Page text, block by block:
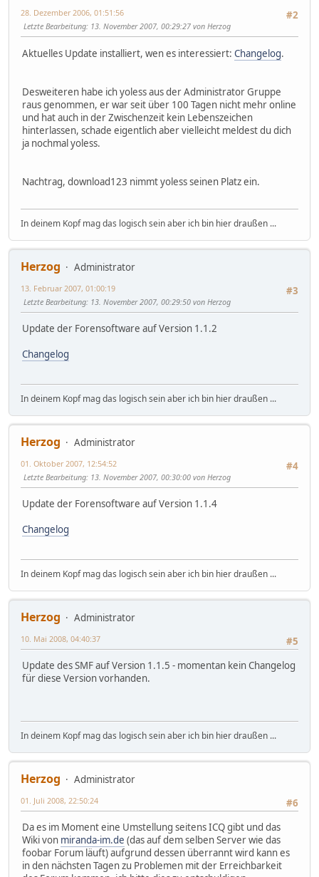
#2
28. Dezember 2006, 01:51:56
Letzte Bearbeitung: 13. November 2007, 00:29:27 von Herzog
Aktuelles Update installiert, wen es interessiert: Changelog.
Desweiteren habe ich yoless aus der Administrator Gruppe
raus genommen, er war seit über 100 Tagen nicht mehr online
und hat auch in der Zwischenzeit kein Lebenszeichen
hinterlassen, schade eigentlich aber vielleicht meldest du dich
ja nochmal yoless.
Nachtrag, download123 nimmt yoless seinen Platz ein.
In deinem Kopf mag das logisch sein aber ich bin hier draußen ...
Herzog
Administrator
#3
13. Februar 2007, 01:00:19
Letzte Bearbeitung: 13. November 2007, 00:29:50 von Herzog
Update der Forensoftware auf Version 1.1.2
Changelog
In deinem Kopf mag das logisch sein aber ich bin hier draußen ...
Herzog
Administrator
#4
01. Oktober 2007, 12:54:52
Letzte Bearbeitung: 13. November 2007, 00:30:00 von Herzog
Update der Forensoftware auf Version 1.1.4
Changelog
In deinem Kopf mag das logisch sein aber ich bin hier draußen ...
Herzog
Administrator
#5
10. Mai 2008, 04:40:37
Update des SMF auf Version 1.1.5 - momentan kein Changelog
für diese Version vorhanden.
In deinem Kopf mag das logisch sein aber ich bin hier draußen ...
Herzog
Administrator
#6
01. Juli 2008, 22:50:24
Da es im Moment eine Umstellung seitens ICQ gibt und das
Wiki von miranda-im.de (das auf dem selben Server wie das
foobar Forum läuft) aufgrund dessen überrannt wird kann es
in den nächsten Tagen zu Problemen mit der Erreichbarkeit